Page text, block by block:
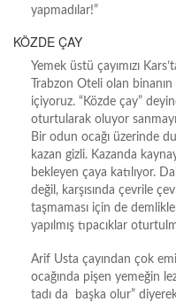
yapmadılar!”
KÖZDE ÇAY
Yemek üstü çayımızı
Trabzon Oteli olan
içiyoruz. “Közde çay”
oturtularak oluyor
Bir odun ocağı üzerinde
kazan gizli. Kazanda
bekleyen çaya katılıyor.
değil, karşısında çevrile
taşmaması için de
yapılmış tıpacıklar
Arif Usta çayından çok
ocağında pişen yemeğin
tadı da başka olur” diyerek